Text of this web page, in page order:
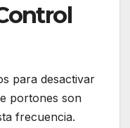
para desactivar
portones son
frecuencia.